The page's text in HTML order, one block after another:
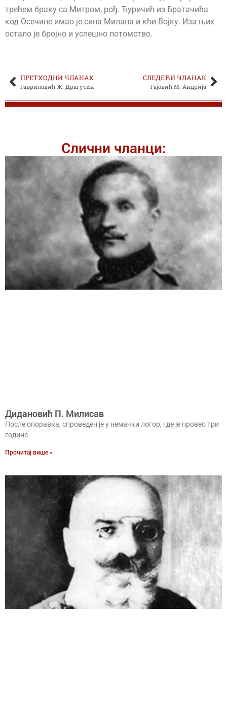
трећем браку са Митром, рођ. Ђуричић из Братачића
код Осечине имао је сина Милана и кћи Војку. Иза њих
остало је бројно и успешно потомство.
ПРЕТХОДНИ ЧЛАНАК
Гавриловић Ж. Драгутин
СЛЕДЕЋИ ЧЛАНАК
Гајовић М. Андрија
Слични чланци:
Дидановић П. Милисав
После опоравка, спроведен је у немачки логор, где је провео три
године.
Прочитај више »